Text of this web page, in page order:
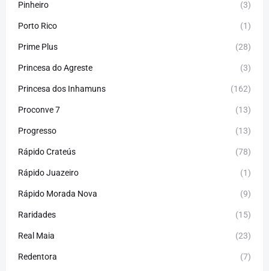
Pinheiro (3)
Porto Rico (1)
Prime Plus (28)
Princesa do Agreste (3)
Princesa dos Inhamuns (162)
Proconve 7 (13)
Progresso (13)
Rápido Crateús (78)
Rápido Juazeiro (1)
Rápido Morada Nova (9)
Raridades (15)
Real Maia (23)
Redentora (7)